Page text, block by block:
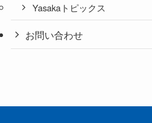
Yasakaトピックス
お問い合わせ